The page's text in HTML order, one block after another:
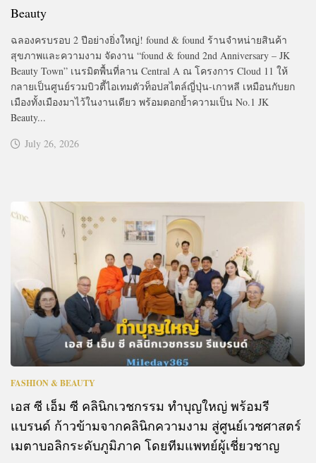
Beauty
ฉลองครบรอบ 2 ปีอย่างยิ่งใหญ่! found & found ร้านจำหน่ายสินค้า
สุขภาพและความงาม จัดงาน “found & found 2nd Anniversary – JK
Beauty Town” เนรมิตพื้นที่ลาน Central A ณ โครงการ Cloud 11 ให้
กลายเป็นศูนย์รวมบิวตี้ไอเทมตัวท็อปสไตล์ญี่ปุ่น-เกาหลี เหมือนกับยก
เมืองทั้งเมืองมาไว้ในงานเดียว พร้อมตอกย้ำความเป็น No.1 JK
Beauty...
July 26, 2026
FASHION & BEAUTY
เอส ซี เอ็ม ซี คลินิกเวชกรรม ทำบุญใหญ่ พร้อมรี
แบรนด์ ก้าวข้ามจากคลินิกความงาม สู่ศูนย์เวชศาสตร์
เมตาบอลิกระดับภูมิภาค โดยทีมแพทย์ผู้เชี่ยวชาญ